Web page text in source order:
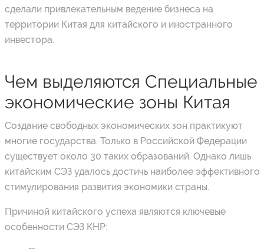
сделали привлекательным ведение бизнеса на
территории Китая для китайского и иностранного
инвестора.
Чем выделяются Специальные
экономические зоны Китая
Создание свободных экономических зон практикуют
многие государства. Только в Российской Федерации
существует около 30 таких образований. Однако лишь
китайским СЭЗ удалось достичь наиболее эффективного
стимулирования развития экономики страны.
Причиной китайского успеха являются ключевые
особенности СЭЗ КНР: